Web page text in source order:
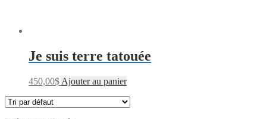
Je suis terre tatouée
450,00$ Ajouter au panier